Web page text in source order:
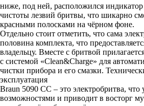
ниже, под ней, расположился индикатор
чистоты лезвий бритвы, что шикарно
красными полосками на чёрном фоне.
Отдельно стоит отметить, что сама
половина комплекта, что
владельцу. Вместе с бритвой
с системой «Clean&Charge» для
чистки прибора и его смазки.
эксплуатация
Braun 5090 СС – это электробритва, что
возможностями и приводит в восторг